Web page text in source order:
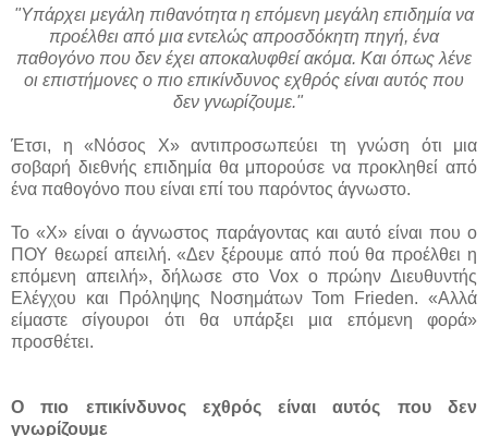
"Υπάρχει μεγάλη πιθανότητα η επόμενη μεγάλη επιδημία να
προέλθει από μια εντελώς απροσδόκητη πηγή, ένα
παθογόνο που δεν έχει αποκαλυφθεί ακόμα. Και όπως λένε
οι επιστήμονες ο πιο επικίνδυνος εχθρός είναι αυτός που
δεν γνωρίζουμε."
Έτσι, η «Νόσος Χ» αντιπροσωπεύει τη γνώση ότι μια
σοβαρή διεθνής επιδημία θα μπορούσε να προκληθεί από
ένα παθογόνο που είναι επί του παρόντος άγνωστο.
Το «Χ» είναι ο άγνωστος παράγοντας και αυτό είναι που ο
ΠΟΥ θεωρεί απειλή. «Δεν ξέρουμε από πού θα προέλθει η
επόμενη απειλή», δήλωσε στο Vox ο πρώην Διευθυντής
Ελέγχου και Πρόληψης Νοσημάτων Tom Frieden. «Αλλά
είμαστε σίγουροι ότι θα υπάρξει μια επόμενη φορά»
προσθέτει.
Ο πιο επικίνδυνος εχθρός είναι αυτός που δεν
γνωρίζουμε